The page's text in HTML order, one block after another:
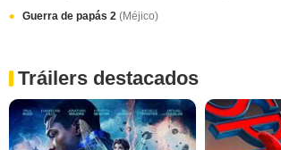
Guerra de papás 2 (Méjico)
Tráilers destacados